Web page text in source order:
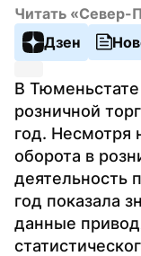
Читать «Север-
Дзен
В
розничной
год. Несмотря
оборота в
деятельность
год показала
данные